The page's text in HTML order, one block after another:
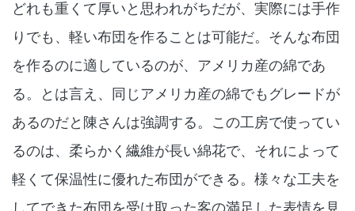
どれも重くて厚いと思われがちだが、実際には手作
りでも、軽い布団を作ることは可能だ。そんな布団
を作るのに適しているのが、アメリカ産の綿であ
る。とは言え、同じアメリカ産の綿でもグレードが
あるのだと陳さんは強調する。この工房で使ってい
るのは、柔らかく繊維が長い綿花で、それによって
軽くて保温性に優れた布団ができる。様々な工夫を